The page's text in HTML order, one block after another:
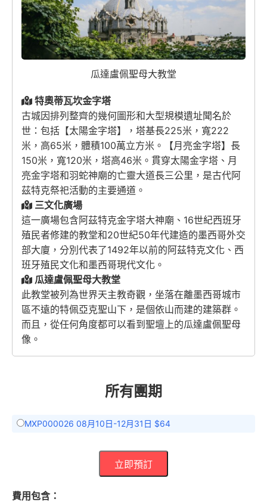
瓜達盧佩聖母大教堂
特奧蒂瓦坎金字塔
古城因排列整齊的幾何圖形和大型規模遺址聞名於
世：包括【太陽金字塔】，塔基長225米，寬222
米，高65米，體積100萬立方米。【月亮金字塔】長
150米，寬120米，塔高46米。貫穿太陽金字塔、月
亮金字塔和羽蛇神廟的亡靈大道長三公里，是古代阿
茲特克祭祀活動的主要通道。
三文化廣場
這一廣場包含阿茲特克金字塔大神廟、16世紀西班牙
殖民者修建的教堂和20世紀50年代建造的墨西哥外交
部大廈，分別代表了1492年以前的阿茲特克文化、西
班牙殖民文化和墨西哥現代文化。
瓜達盧佩聖母大教堂
此教堂被列為世界天主教奇觀，坐落在離墨西哥城市
區不遠的特佩亞克聖山下，是個依山而建的建築群。
而且，從任何角度都可以看到聖壇上的瓜達盧佩聖母
像。
所有團期
MXP000026 08月10日-12月31日 $64
立即預訂
費用包含：